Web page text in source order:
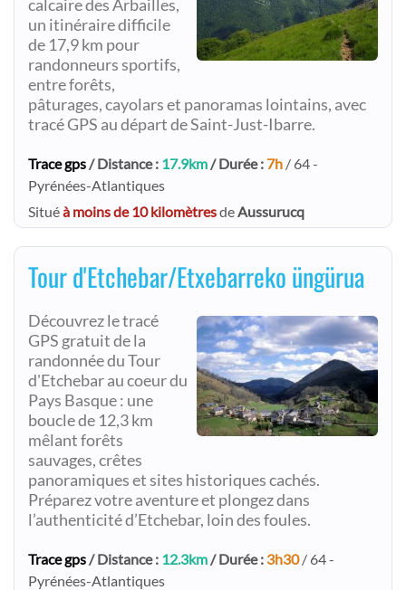
calcaire des Arbailles,
un itinéraire difficile
de 17,9 km pour
randonneurs sportifs,
entre forêts,
pâturages, cayolars et panoramas lointains, avec
tracé GPS au départ de Saint-Just-Ibarre.
Trace gps/ Distance : 17.9km/ Durée : 7h / 64 -
Pyrénées-Atlantiques
Situéà moins de 10 kilomètresdeAussurucq
Tour d'Etchebar/Etxebarreko üngürua
Découvrez le tracé
GPS gratuit de la
randonnée du Tour
d'Etchebar au coeur du
Pays Basque : une
boucle de 12,3 km
mêlant forêts
sauvages, crêtes
panoramiques et sites historiques cachés.
Préparez votre aventure et plongez dans
l’authenticité d’Etchebar, loin des foules.
Trace gps/ Distance : 12.3km/ Durée : 3h30/ 64 -
Pyrénées-Atlantiques